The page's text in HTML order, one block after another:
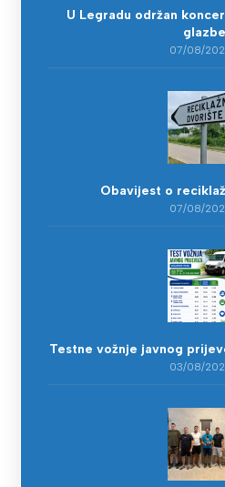
U Legradu održan
glazbe
07/08/
Obavijest o
07/08/
Testne vožnje javnog
03/08/